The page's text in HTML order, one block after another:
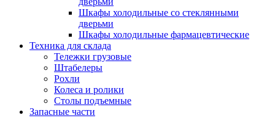
Шкафы холодильные со стеклянными
дверьми
Шкафы холодильные фармацевтические
Техника для склада
Тележки грузовые
Штабелеры
Рохли
Колеса и ролики
Столы подъемные
Запасные части